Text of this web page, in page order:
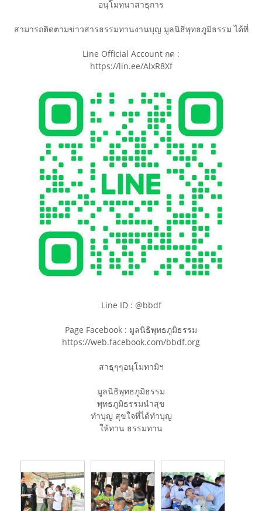
อนุโมทนาสาธุการ
สามารถติดตามข่าวสารธรรมทานงานบุญ มูลนิธิพุทธภูมิธรรม ได้ที่
Line Official Account กด :
https://lin.ee/AlxR8Xf
Line ID : @bbdf
Page Facebook : มูลนิธิพุทธภูมิธรรม
https://web.facebook.com/bbdf.org
สาธุๆๆอนุโมทามิฯ
มูลนิธิพุทธภูมิธรรม
พุทธภูมิธรรมนำสุข
ทำบุญ สุขใจที่ได้ทำบุญ
ให้ทาน ธรรมทาน